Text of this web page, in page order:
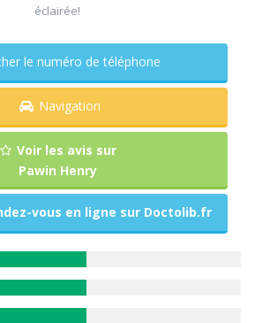
éclairée!
Afficher le numéro de téléphone
Navigation
Voir les avis sur
Pawin Henry
vous en ligne sur Doctolib.fr